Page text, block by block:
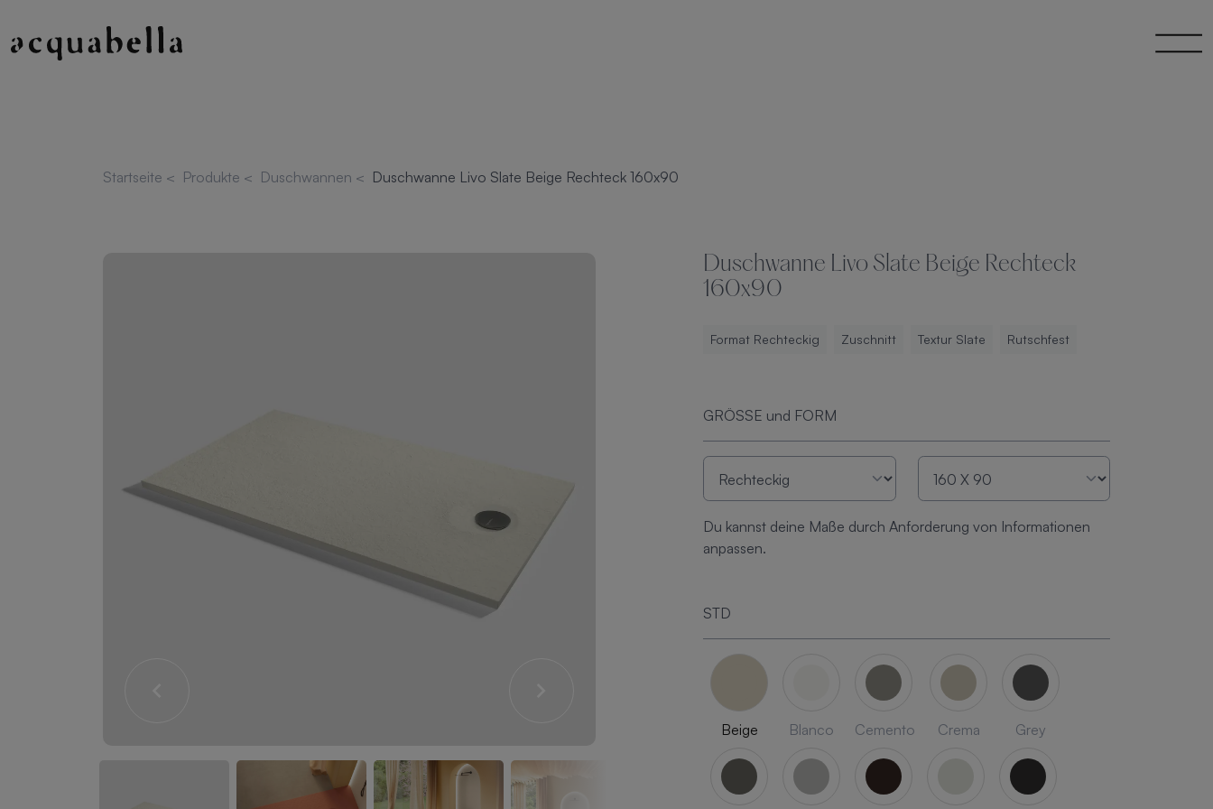
Startseite < Produkte < Duschwannen < Duschwanne Livo Slate Beige Rechteck 160x90
Duschwanne Livo Slate Beige Rechteck
160x90
Format Rechteckig Zuschnitt Textur Slate Rutschfest
GRÖSSE und FORM
Du kannst deine Maße durch Anforderung von Informationen
anpassen.
STD
Beige Blanco Cemento Crema Grey